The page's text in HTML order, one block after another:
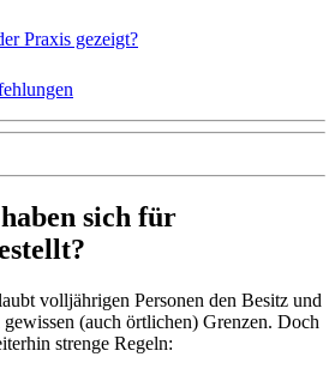
Praxis gezeigt?
sich für
volljährigen Personen den Besitz und
(auch örtlichen) Grenzen. Doch
strenge Regeln: